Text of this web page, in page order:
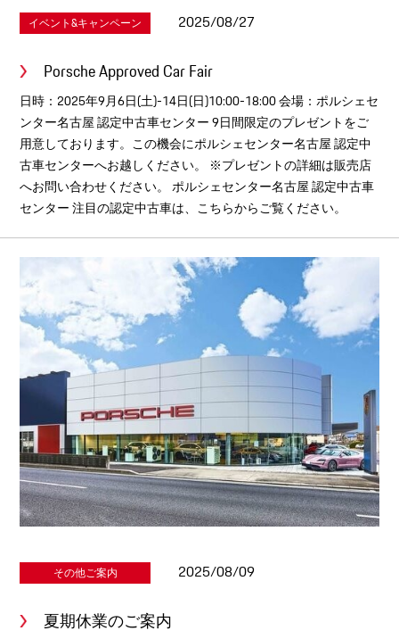
イベント&キャンペーン 2025/08/27
Porsche Approved Car Fair
日時：2025年9月6日(土)-14日(日)10:00-18:00 会場：ポルシェセ
ンター名古屋 認定中古車センター 9日間限定のプレゼントをご
用意しております。この機会にポルシェセンター名古屋 認定中
古車センターへお越しください。 ※プレゼントの詳細は販売店
へお問い合わせください。 ポルシェセンター名古屋 認定中古車
センター 注目の認定中古車は、こちらからご覧ください。
その他ご案内 2025/08/09
夏期休業のご案内